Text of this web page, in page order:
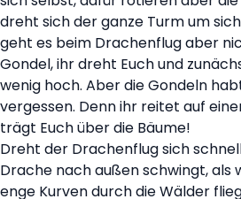
dreht sich der ganze Turm um
geht es beim Drachenflug aber
Gondel, ihr dreht Euch und
wenig hoch. Aber die Gondeln
vergessen. Denn ihr reitet auf
trägt Euch über die Bäume!
Dreht der Drachenflug sich
Drache nach außen schwingt, als
enge Kurven durch die Wälder